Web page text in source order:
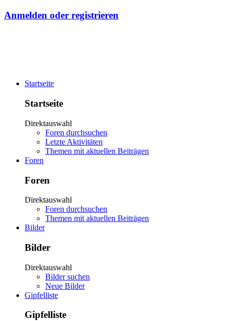
Anmelden oder registrieren
Startseite
Startseite
Direktauswahl
Foren durchsuchen
Letzte Aktivitäten
Themen mit aktuellen Beiträgen
Foren
Foren
Direktauswahl
Foren durchsuchen
Themen mit aktuellen Beiträgen
Bilder
Bilder
Direktauswahl
Bilder suchen
Neue Bilder
Gipfelliste
Gipfelliste